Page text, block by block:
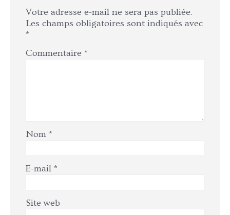
Votre adresse e-mail ne sera pas publiée.
Les champs obligatoires sont indiqués avec
*
Commentaire *
Nom *
E-mail *
Site web